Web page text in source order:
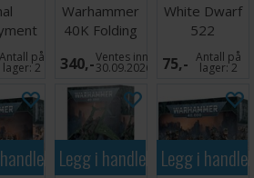
Antall på
lager:2
Warhammer
40K Folding
Dice Tray
340,-Ventes inn
30.09.2026
White Dwarf
522
75,- Antall på
lager:2
Legg i handlekurven
Legg i